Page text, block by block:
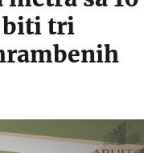
biti tri